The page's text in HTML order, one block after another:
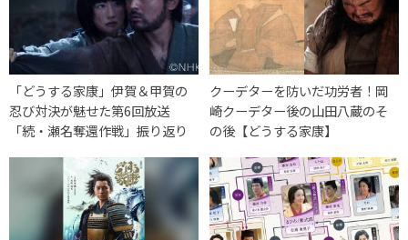
「どうする家康」伊賀＆甲賀の
忍び対決が魅せた第6回放送
「続・瀬名奪還作戦」振り返り
クーデターを防いだ功労者！岡
崎クーデター後の山田八蔵のそ
の後【どうする家康】